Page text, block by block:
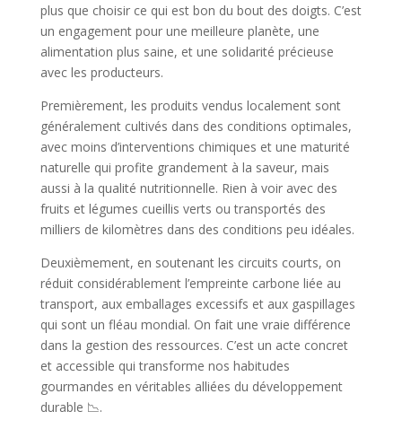
plus que choisir ce qui est bon du bout des doigts. C’est
un engagement pour une meilleure planète, une
alimentation plus saine, et une solidarité précieuse
avec les producteurs.
Premièrement, les produits vendus localement sont
généralement cultivés dans des conditions optimales,
avec moins d’interventions chimiques et une maturité
naturelle qui profite grandement à la saveur, mais
aussi à la qualité nutritionnelle. Rien à voir avec des
fruits et légumes cueillis verts ou transportés des
milliers de kilomètres dans des conditions peu idéales.
Deuxièmement, en soutenant les circuits courts, on
réduit considérablement l’empreinte carbone liée au
transport, aux emballages excessifs et aux gaspillages
qui sont un fléau mondial. On fait une vraie différence
dans la gestion des ressources. C’est un acte concret
et accessible qui transforme nos habitudes
gourmandes en véritables alliées du développement
durable 📉.